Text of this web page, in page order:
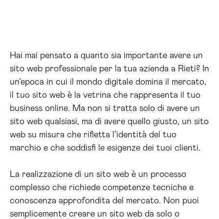
Hai mai pensato a quanto sia importante avere un
sito web professionale per la tua azienda a Rieti? In
un’epoca in cui il mondo digitale domina il mercato,
il tuo sito web è la vetrina che rappresenta il tuo
business online. Ma non si tratta solo di avere un
sito web qualsiasi, ma di avere quello giusto, un sito
web su misura che rifletta l’identità del tuo
marchio e che soddisfi le esigenze dei tuoi clienti.
La realizzazione di un sito web è un processo
complesso che richiede competenze tecniche e
conoscenza approfondita del mercato. Non puoi
semplicemente creare un sito web da solo o